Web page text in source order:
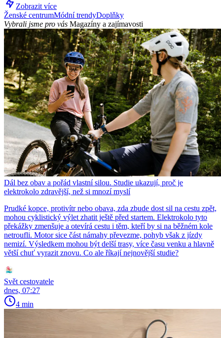
Zobrazit více
Ženské centrumMódní trendyDoplňky
Vybrali jsme pro vás Magazíny a zajímavosti
Dál bez obav a pořád vlastní silou. Studie ukazují, proč je
elektrokolo zdravější, než si mnozí myslí
Prudké kopce, protivítr nebo obava, zda zbude dost sil na cestu zpět,
mohou cyklistický výlet zhatit ještě před startem. Elektrokolo tyto
překážky zmenšuje a otevírá cestu i těm, kteří by si na běžném kole
netroufli. Motor sice část námahy převezme, pohyb však z jízdy
nemizí. Výsledkem mohou být delší trasy, více času venku a hlavně
větší chuť vyrazit znovu. Co ale říkají nejnovější studie?
Svět cestovatele
dnes, 07:27
4 min